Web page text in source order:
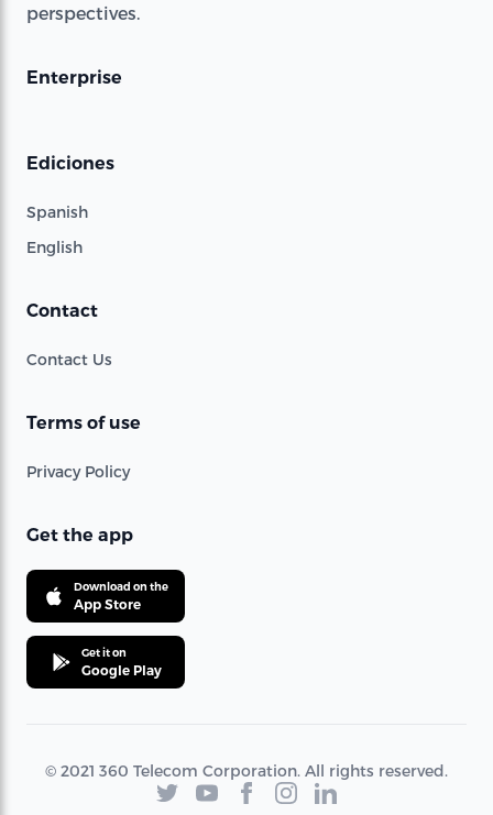
perspectives.
Enterprise
Ediciones
Spanish
English
Contact
Contact Us
Terms of use
Privacy Policy
Get the app
Download on the
App Store
Get it on
Google Play
© 2021 360 Telecom Corporation. All rights reserved.